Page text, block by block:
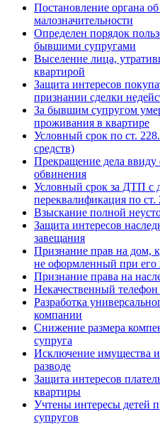
Постановление органа
малозначительности
Определен порядок
бывшими супругами
Выселение лица,
квартирой
Защита интересов
признании сделки
За бывшим супругом
проживания в квартире
Условный срок по ст.
средств)
Прекращение дела ввиду
обвинения
Условный срок за ДТП с
переквалификация по
Взыскание полной
Защита интересов
завещания
Признание прав на дом,
не оформленный при его
Признание права на
Некачественный
Разработка
компании
Снижение размера
супруга
Исключение имущества
разводе
Защита интересов
квартиры
Учтены интересы детей
супругов